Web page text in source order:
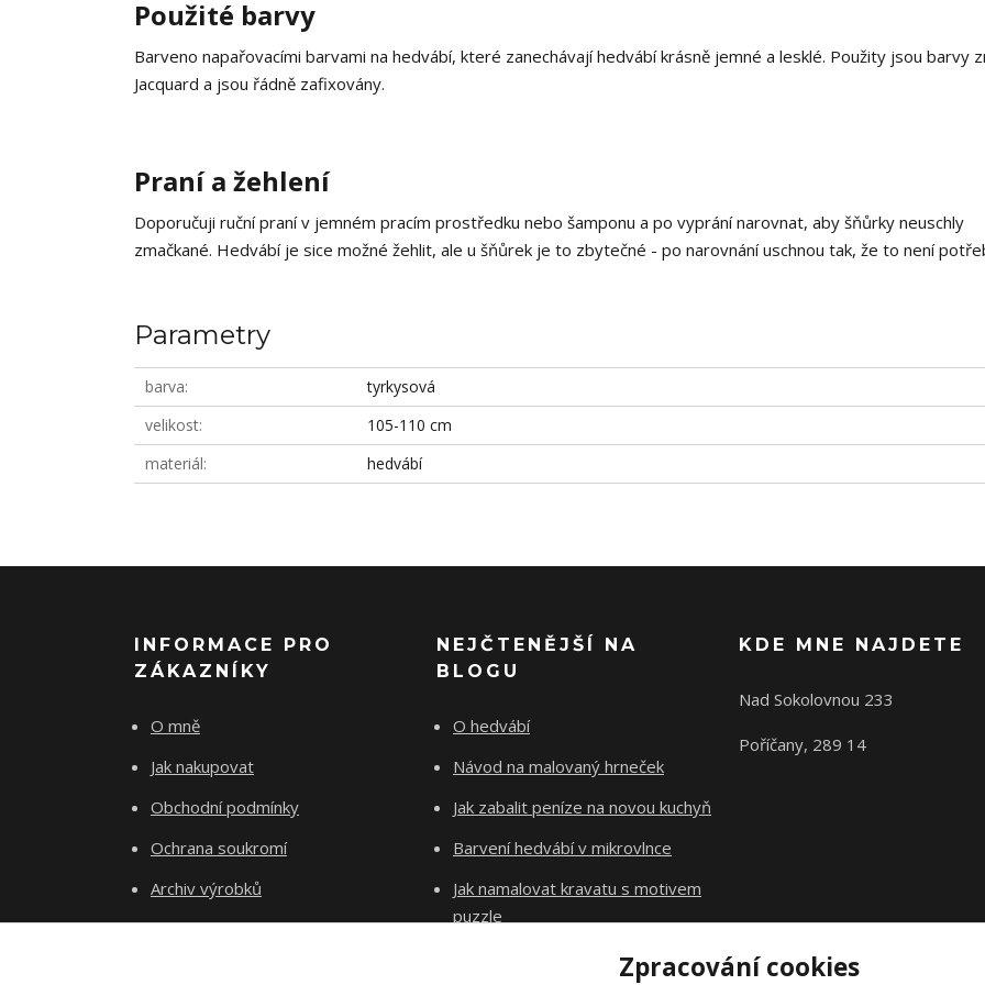
Použité barvy
Barveno napařovacími barvami na hedvábí, které zanechávají hedvábí krásně jemné a lesklé. Použity jsou barvy
Jacquard a jsou řádně zafixovány.
Praní a žehlení
Doporučuji ruční praní v jemném pracím prostředku nebo šamponu a po vyprání narovnat, aby šňůrky neuschly
zmačkané. Hedvábí je sice možné žehlit, ale u šňůrek je to zbytečné - po narovnání uschnou tak, že to není
Parametry
barva
tyrkysová
velikost
105-110 cm
materiál
hedvábí
INFORMACE PRO
ZÁKAZNÍKY
O mně
Jak nakupovat
Obchodní podmínky
Ochrana soukromí
Archiv výrobků
Kontakty
NEJČTENĚJŠÍ NA
BLOGU
O hedvábí
Návod na malovaný hrneček
Jak zabalit peníze na novou kuchyň
Barvení hedvábí v mikrovlnce
Jak namalovat kravatu s motivem
puzzle
KDE MNE NAJDETE
Nad Sokolovnou 233
Poříčany, 289 14
Původní stránky
Zpracování cookies